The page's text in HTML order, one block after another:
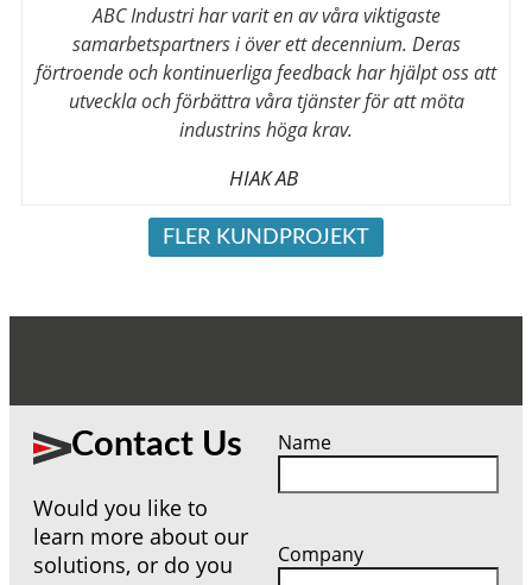
ABC Industri har varit en av våra viktigaste
samarbetspartners i över ett decennium. Deras
förtroende och kontinuerliga feedback har hjälpt oss att
utveckla och förbättra våra tjänster för att möta
industrins höga krav.
HIAK AB
FLER KUNDPROJEKT
Contact Us
Would you like to
learn more about our
solutions, or do you
Name
Company